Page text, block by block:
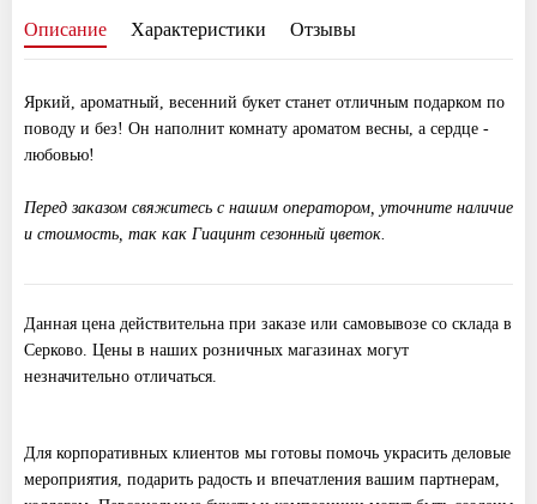
Описание Характеристики Отзывы
Яркий, ароматный, весенний букет станет отличным подарком по
поводу и без! Он наполнит комнату ароматом весны, а сердце -
любовью!
Перед заказом свяжитесь с нашим оператором, уточните наличие
и стоимость, так как Гиацинт сезонный цветок.
Данная цена действительна при заказе или самовывозе со склада в
Серково. Цены в наших розничных магазинах могут
незначительно отличаться.
Для корпоративных клиентов мы готовы помочь украсить деловые
мероприятия, подарить радость и впечатления вашим партнерам,